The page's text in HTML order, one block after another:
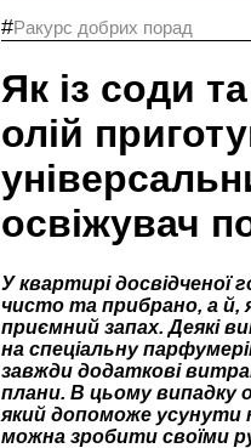
#Ракурс добрих порад
Як із соди
олій
освіжувач
У квартирі досвідченої
чисто та прибрано, а й,
приємний запах. Деякі
на спеціальну
завжди додаткові
плани. В цьому випадку
який допоможе усунути
можна зробити своїми